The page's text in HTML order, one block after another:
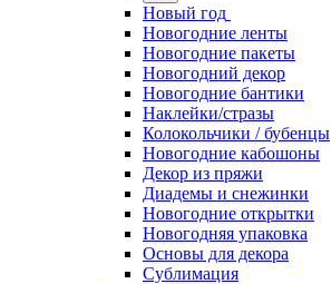
Новый год
Новогодние ленты
Новогодние пакеты
Новогодний декор
Новогодние бантики
Наклейки/стразы
Колокольчики / бубенцы
Новогодние кабошоны
Декор из пряжи
Диадемы и снежинки
Новогодние открытки
Новогодняя упаковка
Основы для декора
Сублимация